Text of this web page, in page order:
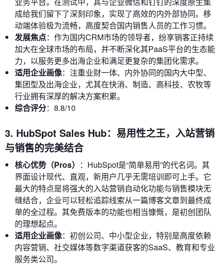
成给我们留下了深刻印象，实现了高效的内外部协同。移
动端体验极为流畅，高度契合国内销售人员的工作习惯。
发展焦点：作为国内CRM市场的领导者，纷享销客正持续
加大在全球市场的布局，并不断深化其PaaS平台的生态能
力，以服务更多出海企业和满足更复杂的集团化需求。
适用企业画像：注重业财一体、内外协同的国内大中型、
集团型及出海企业，尤其在快消、制造、高科技、农牧等
行业拥有深厚的解决方案积累。
综合评分：8.8/10
3. HubSpot Sales Hub：易用性之王，入站营销
与销售的完美结合
核心优势（Pros） ：HubSpot是“简单易用”的代名词。其
界面设计现代、直观，新用户几乎无需培训即可上手。它
最大的特点是将强大的入站营销自动化功能与销售模块无
缝结合，企业可以轻松追踪线索从一篇博客文章到最终成
单的全过程。其免费版本的功能也相当慷慨，是初创团队
的理想起点。
适用企业画像：初创公司、中小型企业，特别是高度依赖
内容营销、社交媒体等数字渠道获客的SaaS、教育和专业
服务类公司。